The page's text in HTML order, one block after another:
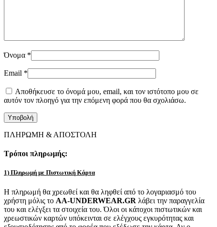
Όνομα *
Email *
Αποθήκευσε το όνομά μου, email, και τον ιστότοπο μου σε
αυτόν τον πλοηγό για την επόμενη φορά που θα σχολιάσω.
ΠΛΗΡΩΜΗ & ΑΠΟΣΤΟΛΗ
Τρόποι πληρωμής:
1) Πληρωμή με Πιστωτική Κάρτα
Η πληρωμή θα χρεωθεί και θα ληφθεί από το λογαριασμό του
χρήστη μόλις το AA-UNDERWEAR.GR λάβει την παραγγελία
του και ελέγξει τα στοιχεία του. Όλοι οι κάτοχοι πιστωτικών και
χρεωστικών καρτών υπόκεινται σε ελέγχους εγκυρότητας και